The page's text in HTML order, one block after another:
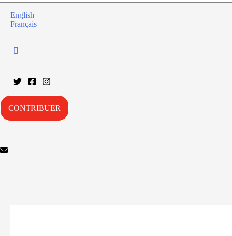
English
Français
CONTRIBUER